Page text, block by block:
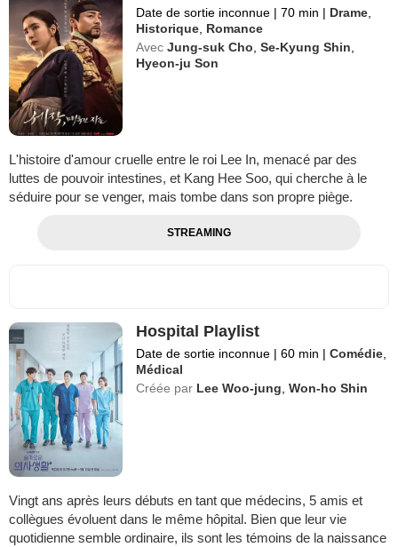
Date de sortie inconnue | 70 min | Drame
Historique Romance
Avec Jung-suk Cho ,Se-Kyung Shin
Hyeon-ju Son
L'histoire d'amour cruelle entre le roi Lee In, menacé par des
luttes de pouvoir intestines, et Kang Hee Soo, qui cherche à le
séduire pour se venger, mais tombe dans son propre piège.
STREAMING
Hospital Playlist
Date de sortie inconnue | 60 min | Comédie
Médical
Créée par Lee Woo-jung ,Won-ho Shin
Vingt ans après leurs débuts en tant que médecins, 5 amis et
collègues évoluent dans le même hôpital. Bien que leur vie
quotidienne semble ordinaire, ils sont les témoins de la naissance